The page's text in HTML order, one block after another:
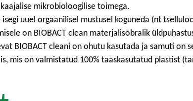
mikrobioloogilise toimega.
uuel orgaanilisel mustusel koguneda (nt
on BIOBACT clean materjalisõbralik
BIOBACT cleani on ohutu kasutada ja samuti on
mis on valmistatud 100% taaskasutatud plastist